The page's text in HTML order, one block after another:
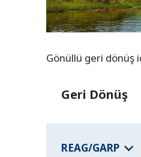
Gönüllü geri dönüş
Geri Dönüş
REAG/GARP